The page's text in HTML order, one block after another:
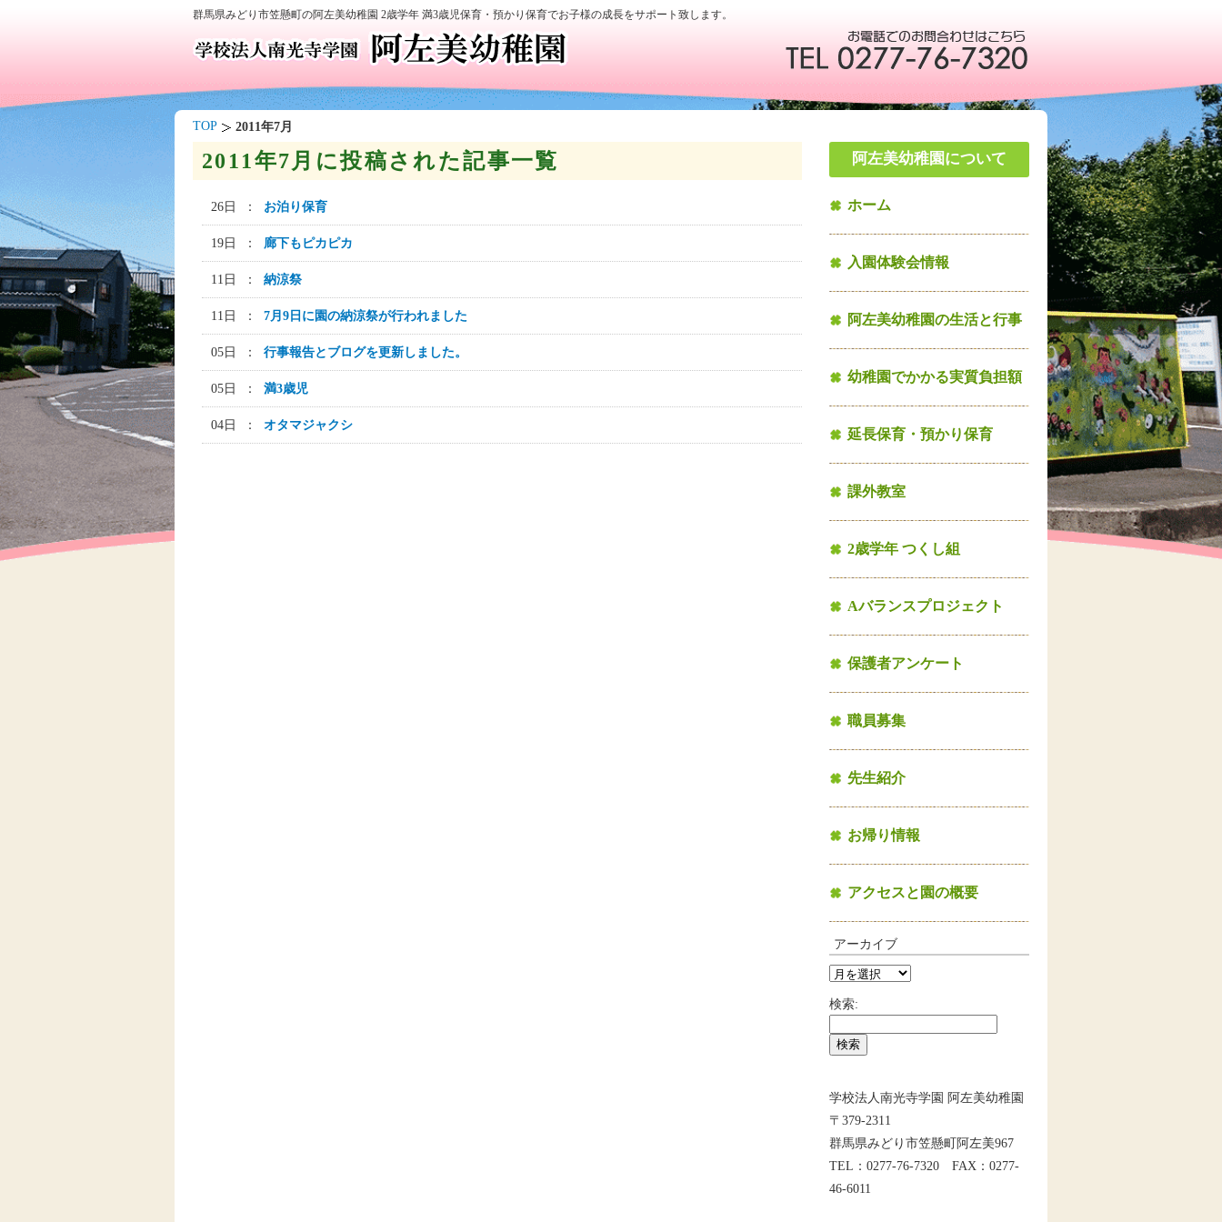
群馬県みどり市笠懸町の阿左美幼稚園 2歳学年 満3歳児保育・預かり保育でお子様の成長をサポート致します。
TOP 2011年7月
2011年7月に投稿された記事一覧
26日 ： お泊り保育
19日 ： 廊下もピカピカ
11日 ： 納涼祭
11日 ： 7月9日に園の納涼祭が行われました
05日 ： 行事報告とブログを更新しました。
05日 ： 満3歳児
04日 ： オタマジャクシ
阿左美幼稚園について
ホーム
入園体験会情報
阿左美幼稚園の生活と行事
幼稚園でかかる実質負担額
延長保育・預かり保育
課外教室
2歳学年 つくし組
Aバランスプロジェクト
保護者アンケート
職員募集
先生紹介
お帰り情報
アクセスと園の概要
アーカイブ
検索:
学校法人南光寺学園 阿左美幼稚園
〒379-2311
群馬県みどり市笠懸町阿左美967
TEL：0277-76-7320 FAX：0277-
46-6011